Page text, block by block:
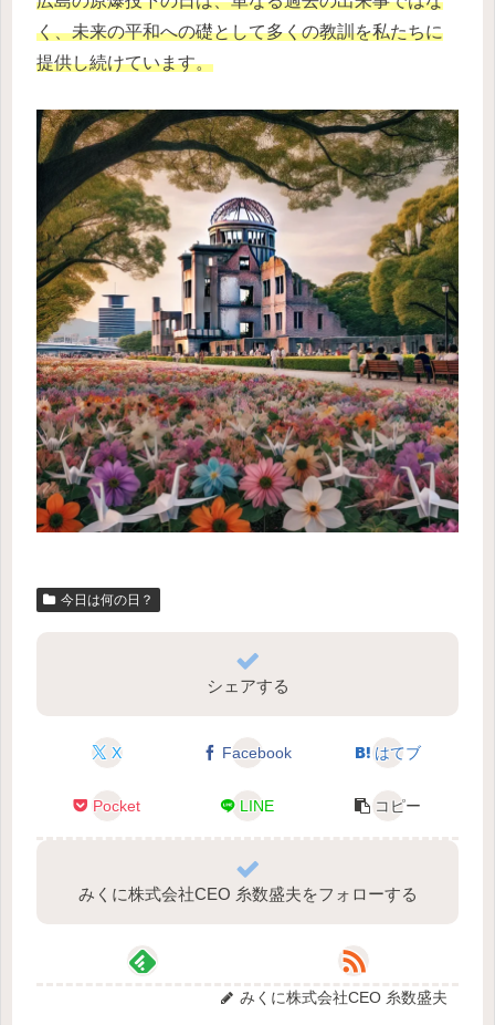
く、未来の平和への礎として多くの教訓を私たちに
提供し続けています。
今日は何の日？
シェアする
X Facebook はてブ
Pocket LINE コピー
みくに株式会社CEO 糸数盛夫をフォローする
みくに株式会社CEO 糸数盛夫